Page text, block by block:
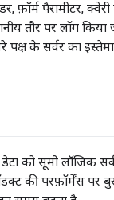
पैरामीटर, क्वेरी
तौर पर लॉग
के सर्वर का
को सूमो लॉजिक
की परफ़ॉर्मेंस पर